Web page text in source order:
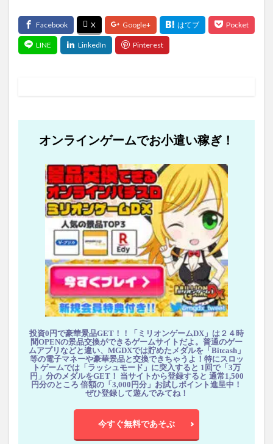
オンラインゲームでお小遣い稼ぎ！
投資0円で豪華景品GET！！「ミリオンゲームDX」は２４時
間OPENの景品交換ができるゲームサイトだよ。普通のゲー
ムアプリなどと違い、MGDXでは貯めたメダルを「Bitcash」
等の電子マネーや豪華景品と交換できちゃうよ！特にスロッ
トゲームでは「ラッシュモード」に突入すると 1回で「3万
円」分のメダルをGET！ 当サイトから登録すると 通常1,500
円分のところ 倍額の「3,000円分」お試しポイント進呈中！
ぜひ登録して遊んでみてね！
今すぐ無料であそぶ